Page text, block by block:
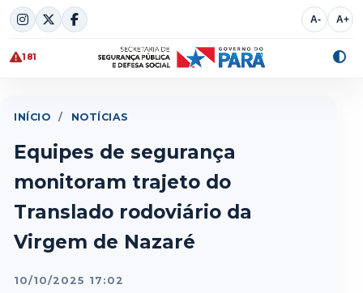
Skip
to
content
A- A+
181
INÍCIO / NOTÍCIAS
Equipes de segurança
monitoram trajeto do
Translado rodoviário da
Virgem de Nazaré
10/10/2025 17:02